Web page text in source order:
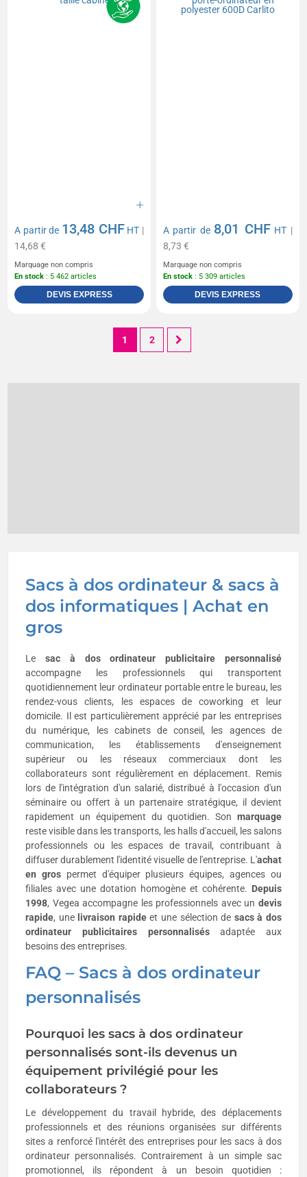
Sacs à dos ordinateur & sacs à
dos informatiques | Achat en
gros
Le sac à dos ordinateur publicitaire personnalisé
accompagne les professionnels qui transportent
quotidiennement leur ordinateur portable entre le bureau, les
rendez-vous clients, les espaces de coworking et leur
domicile. Il est particulièrement apprécié par les entreprises
du numérique, les cabinets de conseil, les agences de
communication, les établissements d'enseignement
supérieur ou les réseaux commerciaux dont les
collaborateurs sont régulièrement en déplacement. Remis
lors de l'intégration d'un salarié, distribué à l'occasion d'un
séminaire ou offert à un partenaire stratégique, il devient
rapidement un équipement du quotidien. Son marquage
reste visible dans les transports, les halls d'accueil, les salons
professionnels ou les espaces de travail, contribuant à
diffuser durablement l'identité visuelle de l'entreprise. L'achat
en gros permet d'équiper plusieurs équipes, agences ou
filiales avec une dotation homogène et cohérente. Depuis
1998, Vegea accompagne les professionnels avec un devis
rapide, une livraison rapideet une sélection de sacs à dos
ordinateur publicitaires personnalisésadaptée aux
besoins des entreprises.
FAQ – Sacs à dos ordinateur
personnalisés
Pourquoi les sacs à dos ordinateur
personnalisés sont-ils devenus un
équipement privilégié pour les
collaborateurs ?
Le développement du travail hybride, des déplacements
professionnels et des réunions organisées sur différents
sites a renforcé l'intérêt des entreprises pour les sacs à dos
ordinateur personnalisés. Contrairement à un simple sac
promotionnel, ils répondent à un besoin quotidien :
A partir de 13,48 CHF HT |
14,68 €
Marquage non compris
En stock : 5 462 articles
DEVIS EXPRESS
A partir de 8,01 CHF HT |
8,73 €
Marquage non compris
En stock : 5 309 articles
DEVIS EXPRESS
1 2